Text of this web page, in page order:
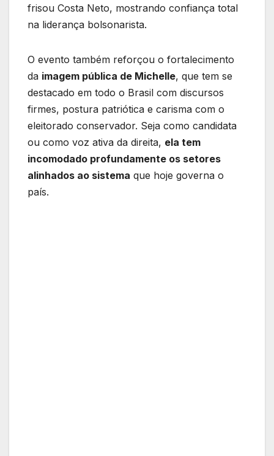
frisou Costa Neto, mostrando confiança total
na liderança bolsonarista.
O evento também reforçou o fortalecimento
da imagem pública de Michelle, que tem se
destacado em todo o Brasil com discursos
firmes, postura patriótica e carisma com o
eleitorado conservador. Seja como candidata
ou como voz ativa da direita, ela tem
incomodado profundamente os setores
alinhados ao sistema que hoje governa o
país.